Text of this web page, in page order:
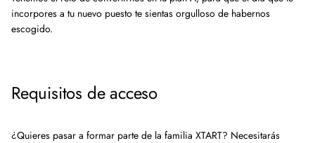
incorpores a tu nuevo puesto te sientas orgulloso de habernos
escogido.
Requisitos de acceso
¿Quieres pasar a formar parte de la familia XTART? Necesitarás